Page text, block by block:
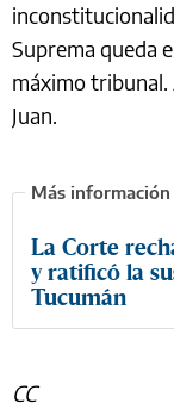
Suprema queda
máximo tribunal.
Juan.
La Corte
y ratificó la
Tucumán
CC